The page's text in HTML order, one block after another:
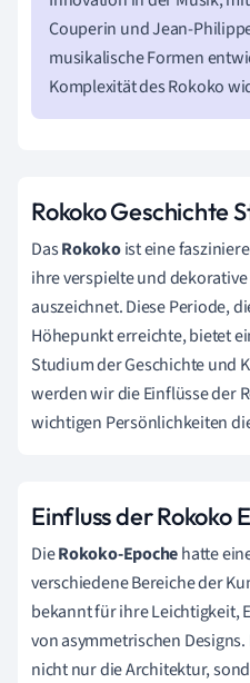
Couperin und Jean-
musikalische Formen
Komplexität des Rokoko
Rokoko Geschichte
DasRokokoist eine
ihre verspielte und
auszeichnet. Diese Periode,
Höhepunkt erreichte, bietet
Studium der Geschichte und
werden wir die Einflüsse der
wichtigen Persönlichkeiten
Einfluss der Rokoko
DieRokoko-Epochehatte
verschiedene Bereiche der
bekannt für ihre Leichtigkeit,
von asymmetrischen
nicht nur die Architektur,